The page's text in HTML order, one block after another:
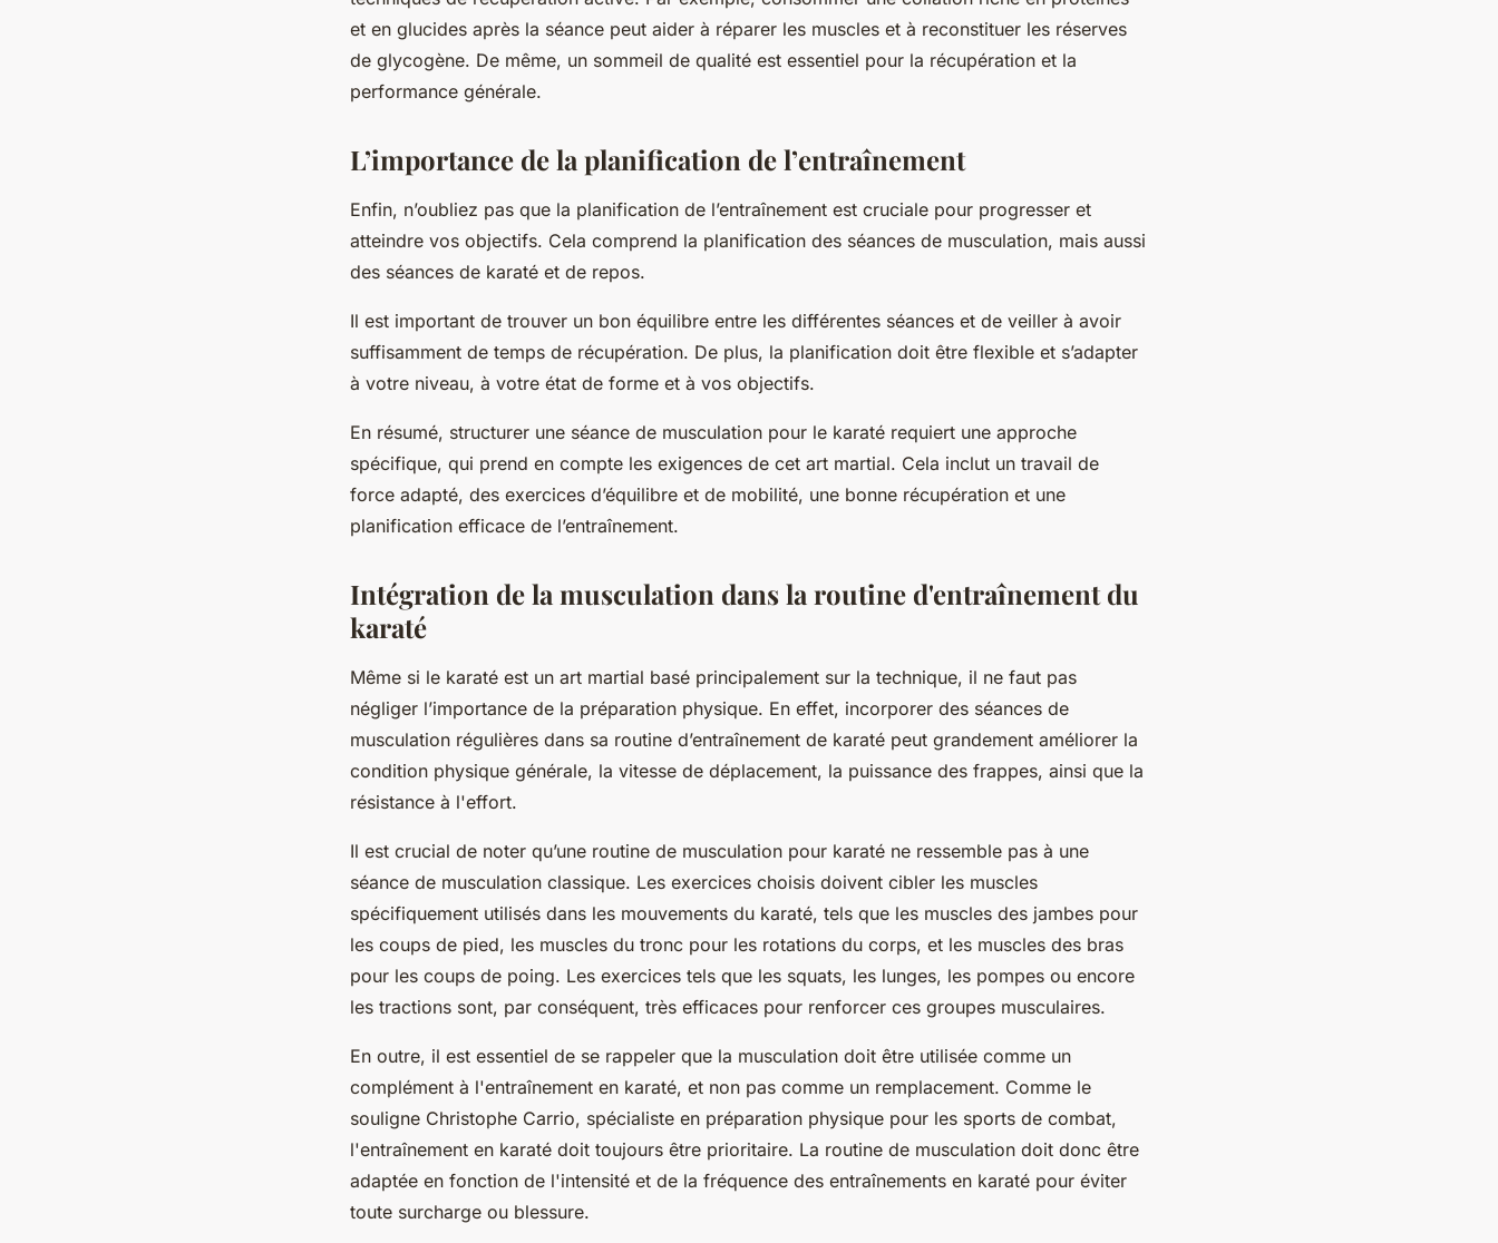
et en glucides après la séance peut aider à réparer les muscles et à reconstituer les réserves
de glycogène. De même, un sommeil de qualité est essentiel pour la récupération et la
performance générale.
L’importance de la planification de l’entraînement
Enfin, n’oubliez pas que la planification de l’entraînement est cruciale pour progresser et
atteindre vos objectifs. Cela comprend la planification des séances de musculation, mais aussi
des séances de karaté et de repos.
Il est important de trouver un bon équilibre entre les différentes séances et de veiller à avoir
suffisamment de temps de récupération. De plus, la planification doit être flexible et s’adapter
à votre niveau, à votre état de forme et à vos objectifs.
En résumé, structurer une séance de musculation pour le karaté requiert une approche
spécifique, qui prend en compte les exigences de cet art martial. Cela inclut un travail de
force adapté, des exercices d’équilibre et de mobilité, une bonne récupération et une
planification efficace de l’entraînement.
Intégration de la musculation dans la routine d'entraînement du
karaté
Même si le karaté est un art martial basé principalement sur la technique, il ne faut pas
négliger l’importance de la préparation physique. En effet, incorporer des séances de
musculation régulières dans sa routine d’entraînement de karaté peut grandement améliorer la
condition physique générale, la vitesse de déplacement, la puissance des frappes, ainsi que la
résistance à l'effort.
Il est crucial de noter qu’une routine de musculation pour karaté ne ressemble pas à une
séance de musculation classique. Les exercices choisis doivent cibler les muscles
spécifiquement utilisés dans les mouvements du karaté, tels que les muscles des jambes pour
les coups de pied, les muscles du tronc pour les rotations du corps, et les muscles des bras
pour les coups de poing. Les exercices tels que les squats, les lunges, les pompes ou encore
les tractions sont, par conséquent, très efficaces pour renforcer ces groupes musculaires.
En outre, il est essentiel de se rappeler que la musculation doit être utilisée comme un
complément à l'entraînement en karaté, et non pas comme un remplacement. Comme le
souligne Christophe Carrio, spécialiste en préparation physique pour les sports de combat,
l'entraînement en karaté doit toujours être prioritaire. La routine de musculation doit donc être
adaptée en fonction de l'intensité et de la fréquence des entraînements en karaté pour éviter
toute surcharge ou blessure.